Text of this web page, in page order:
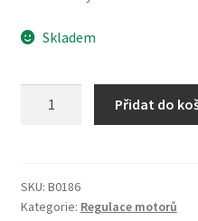
Skladem
pro
AC
Přidat do
SKU: B0186
Kategorie: Regulace motorů